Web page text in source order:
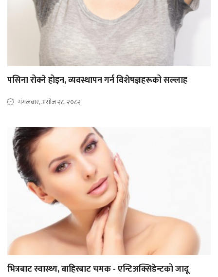
पसिना रोक्ने होइन, व्यवस्थापन गर्न विशेषज्ञहरूको सल्लाह
मंगलबार, असोज २८, २०८२
भित्रबाट स्वास्थ्य, बाहिरबाट चमक - एन्टिअक्सिडेन्टको जादू